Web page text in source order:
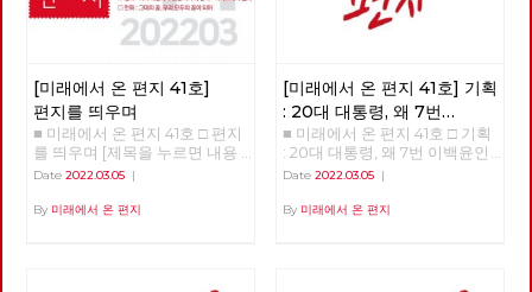
[미래에서 온 편지 41호]
편지를 띄우며
■ 미래에서 온 편지 41호 □ 편지
를 띄우며 [제목을 누르면 내용
을 볼 수 있습니다.] □ 편지를 띄
번 이백윤인가? □ 이슈 : 노동당
Date 2022.03.05 |
By 미래에서 온 편지
[미래에서 온 편지 41호] 기획
: 20대 대통령, 왜 7번
이백윤인가? (1)
■ 미래에서 온 편지 41호 □ 기획
: 20대 대통령, 왜 7번 이백윤인
가? >>>>>> 업로드 준비중
Date 2022.03.05|
By 미래에서 온 편지